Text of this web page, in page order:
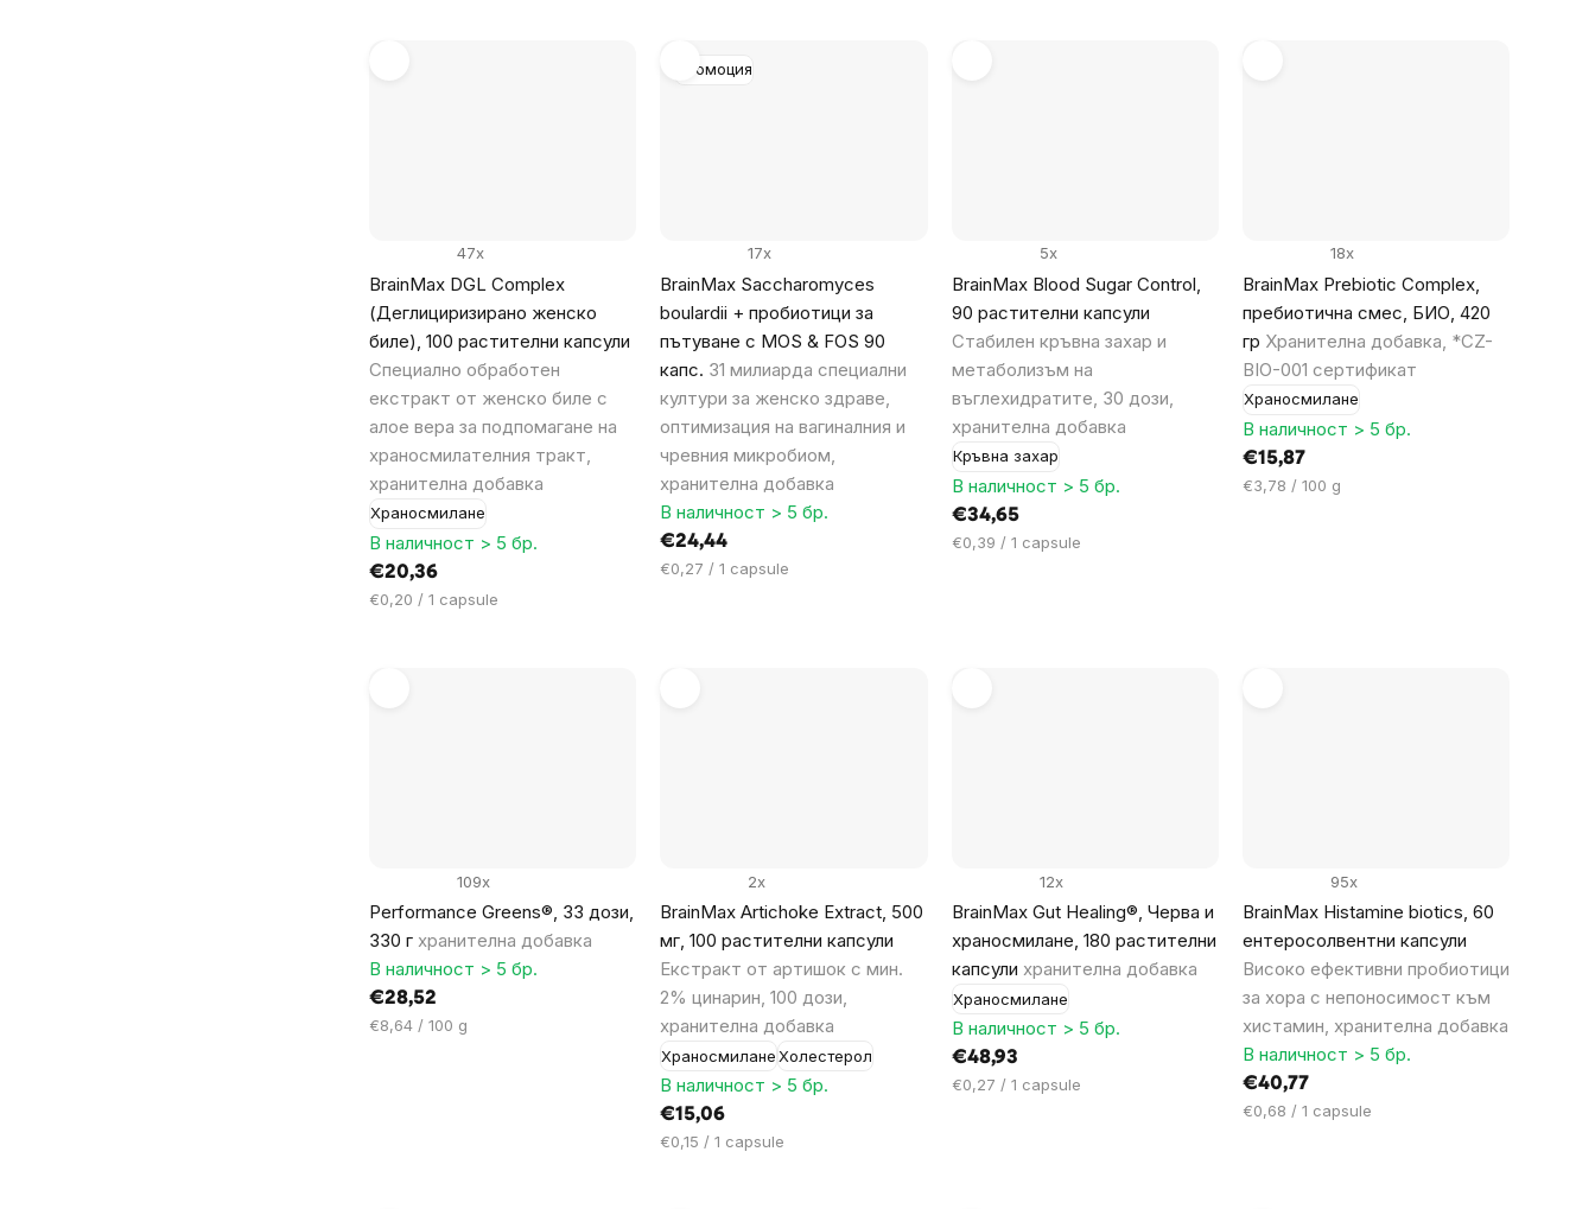
BrainMax DGL Complex
(Деглициризирано женско
биле), 100 растителни капсули
Специално обработен
екстракт от женско биле с
алое вера за подпомагане на
храносмилателния тракт,
хранителна добавка
Храносмилане
47x
В наличност > 5 бр.
€20,36
Цена
€0,20 / 1 capsule
Промоция
BrainMax Saccharomyces
boulardii + пробиотици за
пътуване с MOS & FOS 90
капс. 31 милиарда специални
култури за женско здраве,
оптимизация на вагиналния и
чревния микробиом,
хранителна добавка
17x
В наличност > 5 бр.
€24,44
Цена
€0,27 / 1 capsule
BrainMax Blood Sugar Control,
90 растителни капсули
Стабилен кръвна захар и
метаболизъм на
въглехидратите, 30 дози,
хранителна добавка
Кръвна захар
5x
В наличност > 5 бр.
€34,65
Цена
€0,39 / 1 capsule
BrainMax Prebiotic Complex,
пребиотична смес, БИО, 420
гр Хранителна добавка, *CZ-
BIO-001 сертификат
Храносмилане
18x
В наличност > 5 бр.
€15,87
Цена
€3,78 / 100 g
Performance Greens®, 33 дози,
330 г хранителна добавка
109x
В наличност > 5 бр.
€28,52
Цена
€8,64 / 100 g
BrainMax Artichoke Extract, 500
мг, 100 растителни капсули
Екстракт от артишок с мин.
2% цинарин, 100 дози,
хранителна добавка
Храносмилане Холестерол
2x
В наличност > 5 бр.
€15,06
Цена
€0,15 / 1 capsule
BrainMax Gut Healing®, Черва и
храносмилане, 180 растителни
капсули хранителна добавка
Храносмилане
12x
В наличност > 5 бр.
€48,93
Цена
€0,27 / 1 capsule
BrainMax Histamine biotics, 60
ентеросолвентни капсули
Високо ефективни пробиотици
за хора с непоносимост към
хистамин, хранителна добавка
95x
В наличност > 5 бр.
€40,77
Цена
€0,68 / 1 capsule